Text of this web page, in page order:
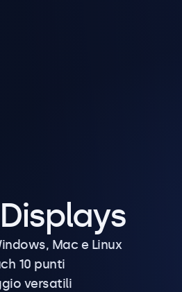
Mac e Linux
10 punti
versatili